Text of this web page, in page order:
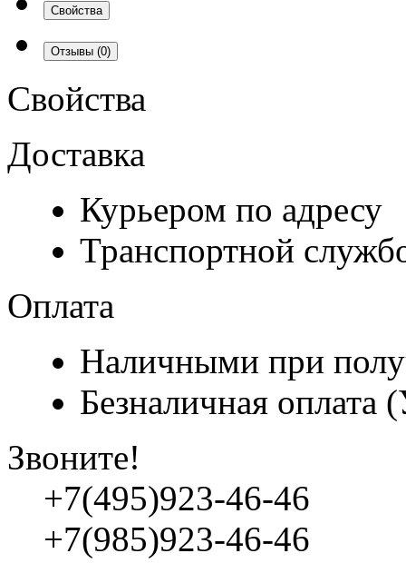
Свойства
Отзывы (0)
Свойства
Доставка
Курьером по адресу
Транспортной
Оплата
Наличными при
Безналичная
Звоните!
+7(495)923-46-46
+7(985)923-46-46